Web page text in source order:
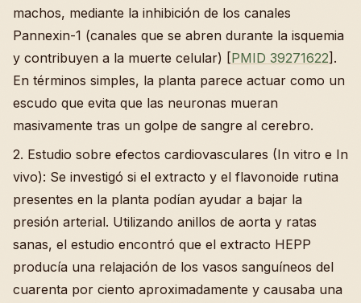
machos, mediante la inhibición de los canales
Pannexin-1 (canales que se abren durante la isquemia
y contribuyen a la muerte celular) [PMID 39271622].
En términos simples, la planta parece actuar como un
escudo que evita que las neuronas mueran
masivamente tras un golpe de sangre al cerebro.
2. Estudio sobre efectos cardiovasculares (In vitro e In
vivo): Se investigó si el extracto y el flavonoide rutina
presentes en la planta podían ayudar a bajar la
presión arterial. Utilizando anillos de aorta y ratas
sanas, el estudio encontró que el extracto HEPP
producía una relajación de los vasos sanguíneos del
cuarenta por ciento aproximadamente y causaba una